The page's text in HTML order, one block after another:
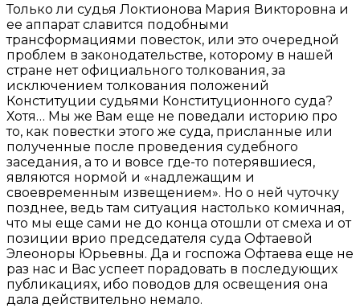
Только ли судья Локтионова Мария Викторовна и
ее аппарат славится подобными
трансформациями повесток, или это очередной
проблем в законодательстве, которому в нашей
стране нет официального толкования, за
исключением толкования положений
Конституции судьями Конституционного суда?
Хотя… Мы же Вам еще не поведали историю про
то, как повестки этого же суда, присланные или
полученные после проведения судебного
заседания, а то и вовсе где-то потерявшиеся,
являются нормой и «надлежащим и
своевременным извещением». Но о ней чуточку
позднее, ведь там ситуация настолько комичная,
что мы еще сами не до конца отошли от смеха и от
позиции врио председателя суда Офтаевой
Элеоноры Юрьевны. Да и госпожа Офтаева еще не
раз нас и Вас успеет порадовать в последующих
публикациях, ибо поводов для освещения она
дала действительно немало.